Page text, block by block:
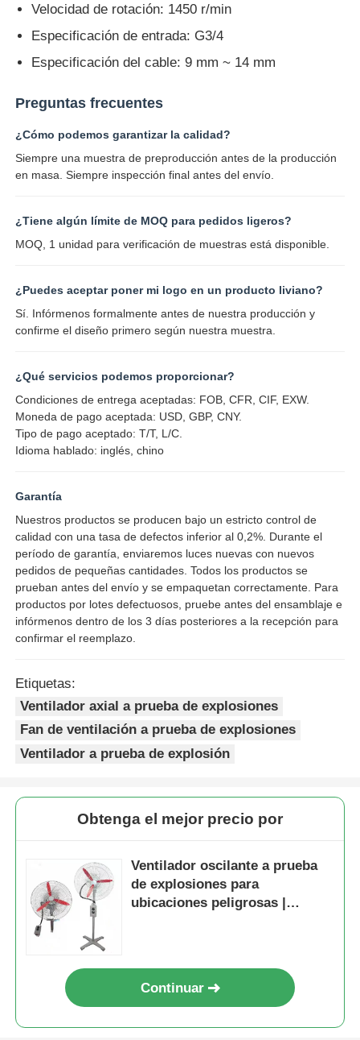
Velocidad de rotación: 1450 r/min
Especificación de entrada: G3/4
Especificación del cable: 9 mm ~ 14 mm
Preguntas frecuentes
¿Cómo podemos garantizar la calidad?
Siempre una muestra de preproducción antes de la producción
en masa. Siempre inspección final antes del envío.
¿Tiene algún límite de MOQ para pedidos ligeros?
MOQ, 1 unidad para verificación de muestras está disponible.
¿Puedes aceptar poner mi logo en un producto liviano?
Sí. Infórmenos formalmente antes de nuestra producción y
confirme el diseño primero según nuestra muestra.
¿Qué servicios podemos proporcionar?
Condiciones de entrega aceptadas: FOB, CFR, CIF, EXW.
Moneda de pago aceptada: USD, GBP, CNY.
Tipo de pago aceptado: T/T, L/C.
Idioma hablado: inglés, chino
Garantía
Nuestros productos se producen bajo un estricto control de
calidad con una tasa de defectos inferior al 0,2%. Durante el
período de garantía, enviaremos luces nuevas con nuevos
pedidos de pequeñas cantidades. Todos los productos se
prueban antes del envío y se empaquetan correctamente. Para
productos por lotes defectuosos, pruebe antes del ensamblaje e
infórmenos dentro de los 3 días posteriores a la recepción para
confirmar el reemplazo.
Etiquetas:
Ventilador axial a prueba de explosiones
Fan de ventilación a prueba de explosiones
Ventilador a prueba de explosión
Obtenga el mejor precio por
Ventilador oscilante a prueba
de explosiones para
ubicaciones peligrosas |
Continuar